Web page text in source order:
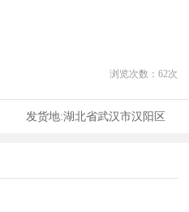
浏览次数： 62次
发货地:湖北省武汉市汉阳区